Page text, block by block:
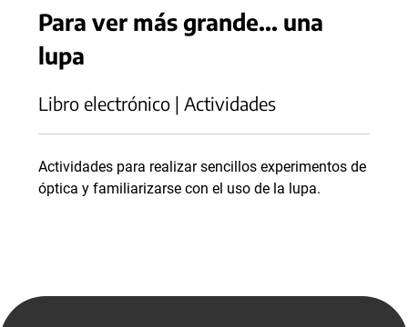
Para ver más grande... una
lupa
Libro electrónico | Actividades
Actividades para realizar sencillos experimentos de
óptica y familiarizarse con el uso de la lupa.